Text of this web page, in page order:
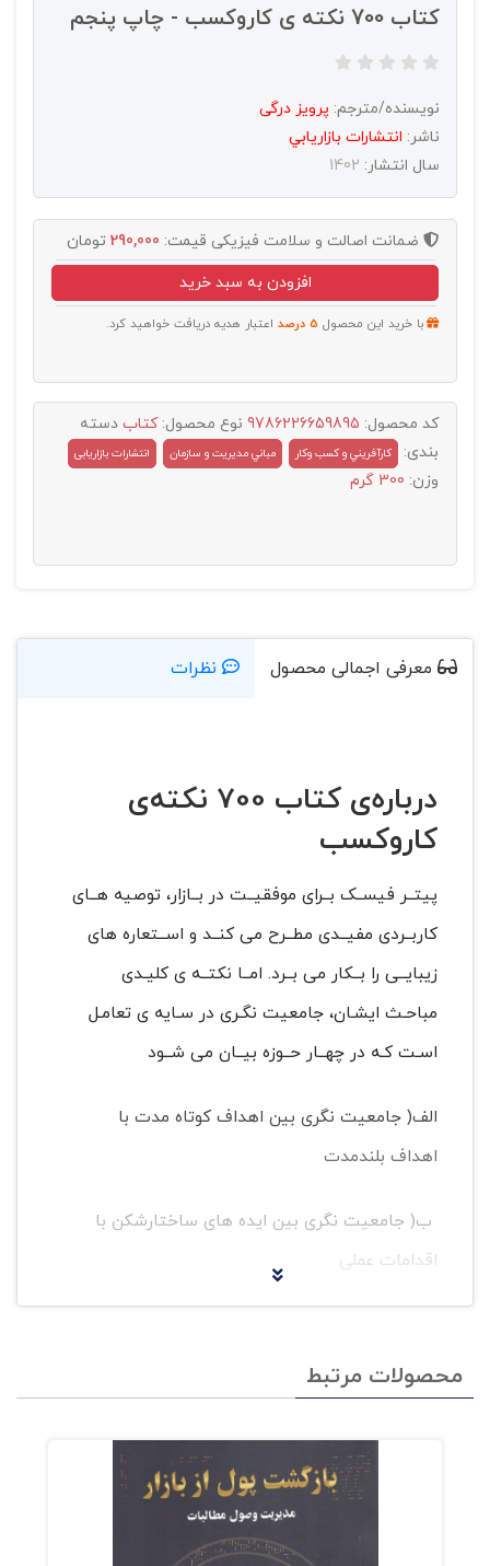
کتاب 700 نکته ی کاروکسب - چاپ پنجم
نویسنده/مترجم: پرویز درگی
ناشر: انتشارات بازاريابي
سال انتشار: 1402
ضمانت اصالت و سلامت فیزیکی قیمت: 290,000 تومان
افزودن به سبد خرید
با خرید این محصول 5 درصد اعتبار هدیه دریافت خواهید کرد.
کد محصول: 9786226659895 نوع محصول:کتاب دسته
بندی:
کارآفريني و کسب وکار مباني مديريت و سازمان انتشارات بازاریابی
وزن: 300 گرم
معرفی اجمالی محصول نظرات
درباره‌ی کتاب 700 نکته‌ی
کاروکسب
پیتــر فیســک بــرای موفقیــت در بــازار، توصیه هــای
کاربــردی مفیــدی مطــرح می کنــد و اســتعاره های
زیبایــی را بــکار می بــرد. امــا نکتــه ی کلیـدی
مباحـث ایشـان، جامعیت نگـری در سـایه ی تعامـل
اسـت کـه در چهــار حــوزه بیــان می شــود
الف( جامعیت نگری بین اهداف کوتاه مدت با
اهداف بلندمدت
ب( جامعیت نگری بین ایده های ساختارشکن با
اقدامات عملی
نــگاه از بیــرون به درون
کره ی راست مغز تعامــل، مهمتریــن عامــل
زیرســاختی موفقیــت اســت کــه بــا نگــرش دوسـویه
بیـن درون و بیـرون سـازمان، هدفهـای بلندمـدت و
محصولات مرتبط